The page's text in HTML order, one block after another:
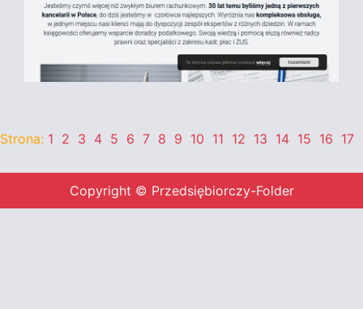
Strona: 1 2 3 4 5 6 7 8 9 10 11 12 13 14 15 16 17
Copyright © Przedsiębiorczy-Folder